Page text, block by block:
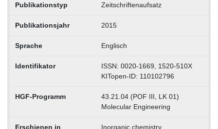
Publikationstyp Zeitschriftenaufsatz
Publikationsjahr 2015
Sprache Englisch
Identifikator
ISSN: 0020-1669, 1520-510X
KITopen-ID: 110102796
HGF-Programm
43.21.04 (POF III, LK 01)
Molecular Engineering
Erschienen in Inorganic chemistry